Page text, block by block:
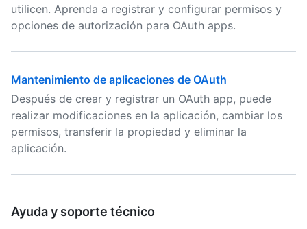
utilicen. Aprenda a registrar y configurar permisos y
opciones de autorización para OAuth apps.
Mantenimiento de aplicaciones de OAuth
Después de crear y registrar un OAuth app, puede
realizar modificaciones en la aplicación, cambiar los
permisos, transferir la propiedad y eliminar la
aplicación.
Ayuda y soporte técnico